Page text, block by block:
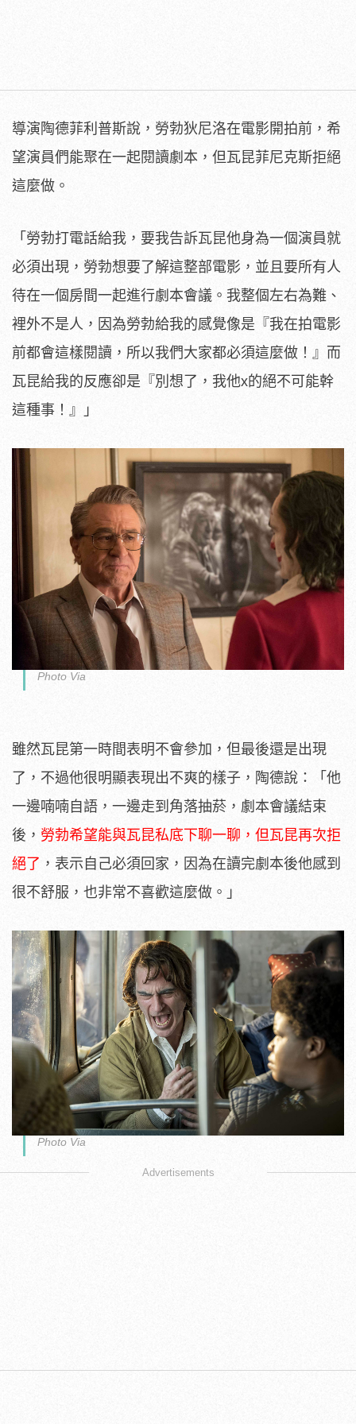
導演陶德菲利普斯說，勞勃狄尼洛在電影開拍前，希
望演員們能聚在一起閱讀劇本，但瓦昆菲尼克斯拒絕
這麼做。
「勞勃打電話給我，要我告訴瓦昆他身為一個演員就
必須出現，勞勃想要了解這整部電影，並且要所有人
待在一個房間一起進行劇本會議。我整個左右為難、
裡外不是人，因為勞勃給我的感覺像是『我在拍電影
前都會這樣閱讀，所以我們大家都必須這麼做！』而
瓦昆給我的反應卻是『別想了，我他x的絕不可能幹
這種事！』」
Photo Via
雖然瓦昆第一時間表明不會參加，但最後還是出現
了，不過他很明顯表現出不爽的樣子，陶德說：「他
一邊喃喃自語，一邊走到角落抽菸，劇本會議結束
後， 勞勃希望能與瓦昆私底下聊一聊，但瓦昆再次拒
絕了 ，表示自己必須回家，因為在讀完劇本後他感到
很不舒服，也非常不喜歡這麼做。」
Photo Via
Advertisements